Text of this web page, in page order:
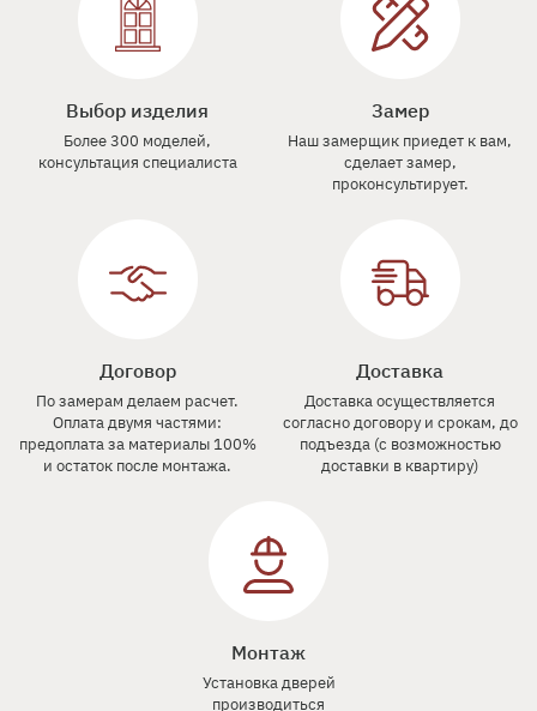
Выбор изделия
Более 300 моделей,
консультация специалиста
Замер
Наш замерщик приедет к вам,
сделает замер,
проконсультирует.
Договор
По замерам делаем расчет.
Оплата двумя частями:
предоплата за материалы 100%
и остаток после монтажа.
Доставка
Доставка осуществляется
согласно договору и срокам, до
подъезда (с возможностью
доставки в квартиру)
Монтаж
Установка дверей
производиться